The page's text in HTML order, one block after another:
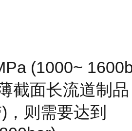
(1000~
截面长流道制品
，则需要达到